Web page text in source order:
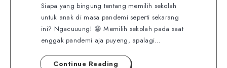
Siapa yang bingung tentang memilih sekolah
untuk anak di masa pandemi seperti sekarang
ini? Ngacuuung! 😀 Memilih sekolah pada saat
enggak pandemi aja puyeng, apalagi…
Continue Reading